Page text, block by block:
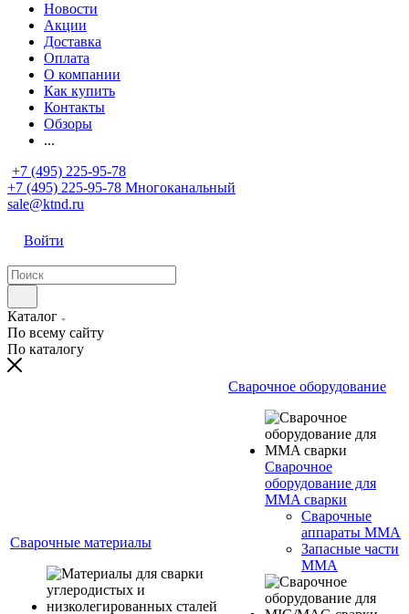
Новости
Акции
Доставка
Оплата
О компании
Как купить
Контакты
Обзоры
...
+7 (495) 225-95-78
+7 (495) 225-95-78 Многоканальный
sale@ktnd.ru
Войти
Каталог
По всему сайту
По каталогу
Сварочные материалы
Сварочное оборудование
Сварочное
оборудование для
MMA сварки
Сварочные
аппараты MMA
Запасные части
MMA